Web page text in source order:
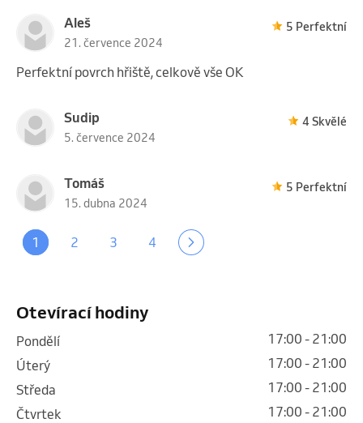
Aleš
21. července 2024
5 Perfektní
Perfektní povrch hřiště, celkově vše OK
Sudip
5. července 2024
4 Skvělé
Tomáš
15. dubna 2024
5 Perfektní
1 2 3 4
Otevírací hodiny
pondělí
17:00 - 21:00
úterý
17:00 - 21:00
středa
17:00 - 21:00
čtvrtek
17:00 - 21:00